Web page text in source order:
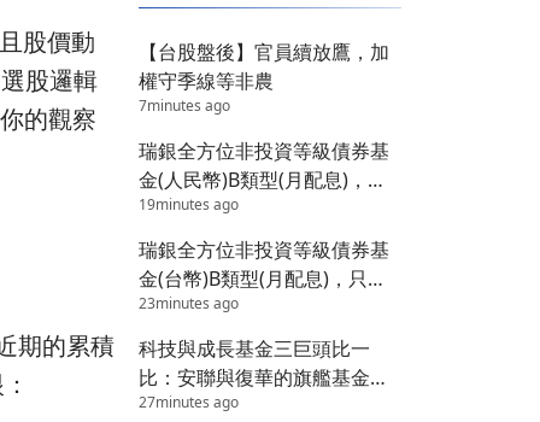
股價動
股邏輯
的觀察
期的累積
【台股盤後】官員續放鷹，加
權守季線等非農
7minutes ago
瑞銀全方位非投資等級債券基
金(人民幣)B類型(月配息)，債
市熱潮下的特殊選擇？
19minutes ago
瑞銀全方位非投資等級債券基
金(台幣)B類型(月配息)，只有7
個人買的基金藏著什麼秘密？
23minutes ago
科技與成長基金三巨頭比一
比：安聯與復華的旗艦基金該
怎麼選？
27minutes ago